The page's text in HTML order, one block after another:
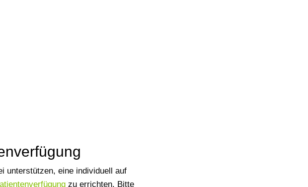
unterstützen, eine individuell auf
zu errichten. Bitte